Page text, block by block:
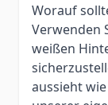
Worauf
Verwenden
weißen
aussieht